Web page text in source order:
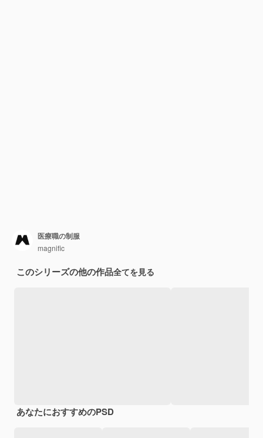
医療職の制服
magnific
このシリーズの他の作品全てを見る
あなたにおすすめのPSD